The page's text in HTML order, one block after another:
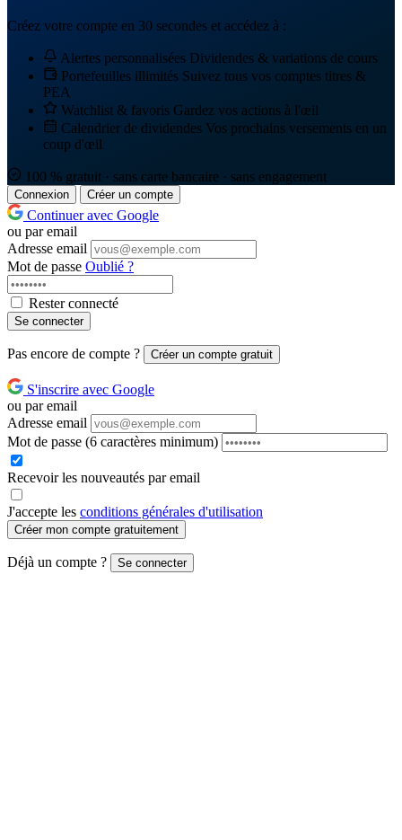
Créez votre compte en 30 secondes et accédez à :
Alertes personnalisées Dividendes & variations de cours
Portefeuilles illimités Suivez tous vos comptes titres &
PEA
Watchlist & favoris Gardez vos actions à l'œil
Calendrier de dividendes Vos prochains versements en un
coup d'œil
100 % gratuit · sans carte bancaire · sans engagement
Connexion Créer un compte
Continuer avec Google
ou par email
Adresse email
Mot de passe Oublié ?
Rester connecté
Se connecter
Pas encore de compte ? Créer un compte gratuit
S'inscrire avec Google
ou par email
Adresse email
Mot de passe (6 caractères minimum)
Recevoir les nouveautés par email
J'accepte les conditions générales d'utilisation
Créer mon compte gratuitement
Déjà un compte ? Se connecter